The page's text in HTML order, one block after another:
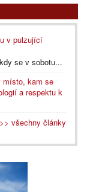
v pulzující
se v sobotu...
místo, kam se
a respektu k
>> všechny články